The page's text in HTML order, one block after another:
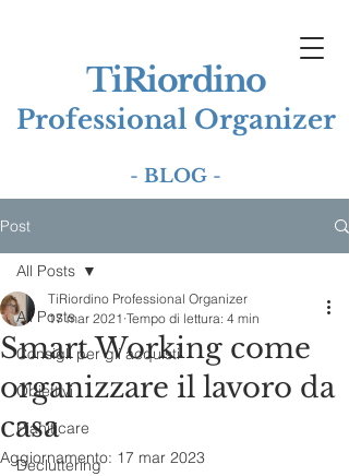
TiRiordino
Professional Organizer
- BLOG -
Post
All Posts
Consigli per gli acquisti
Obiettivi
Pianificare
Decluttering
All Posts
Smart Working come
organizzare il lavoro da
casa
TiRiordino Professional Organizer
17 mar 2021 Tempo di lettura: 4 min
Aggiornamento: 17 mar 2023